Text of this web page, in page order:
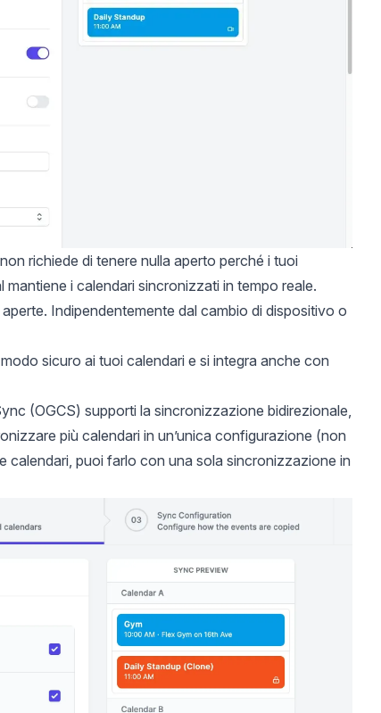
richiede di tenere nulla aperto perché i tuoi
i calendari sincronizzati in tempo reale.
Indipendentemente dal cambio di dispositivo o
sicuro ai tuoi calendari e si integra anche con
(OGCS) supporti la sincronizzazione bidirezionale,
più calendari in un’unica configurazione (non
calendari, puoi farlo con una sola sincronizzazione in